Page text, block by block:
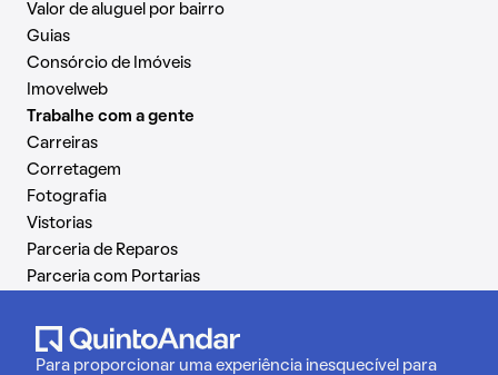
Valor de aluguel por bairro
Guias
Consórcio de Imóveis
Imovelweb
Trabalhe com a gente
Carreiras
Corretagem
Fotografia
Vistorias
Parceria de Reparos
Parceria com Portarias
Para proporcionar uma experiência inesquecível para